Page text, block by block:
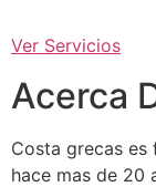
Ver Servicios
Acerca
Costa grecas es
hace mas de 20